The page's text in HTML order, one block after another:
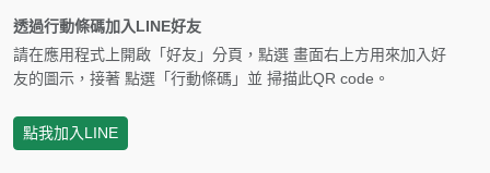
透過行動條碼加入LINE好友
請在應用程式上開啟「好友」分頁，點選 畫面右上方用來加入好
友的圖示，接著 點選「行動條碼」並 掃描此QR code。
點我加入LINE